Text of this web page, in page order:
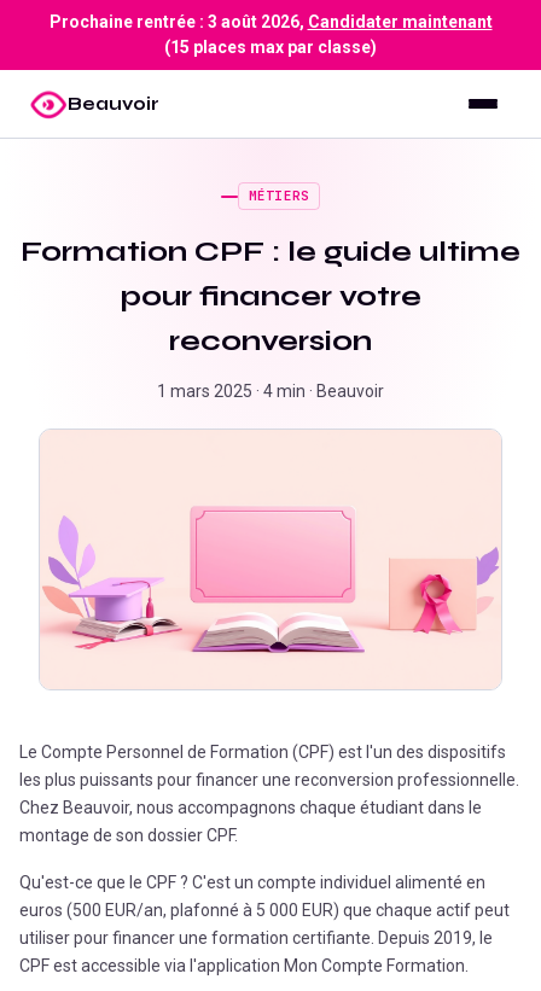
Prochaine rentrée : 3 août 2026, Candidater maintenant
(15 places max par classe)
Beauvoir
MÉTIERS
Formation CPF : le guide ultime
pour financer votre
reconversion
1 mars 2025 · 4 min · Beauvoir
Le Compte Personnel de Formation (CPF) est l'un des dispositifs
les plus puissants pour financer une reconversion professionnelle.
Chez Beauvoir, nous accompagnons chaque étudiant dans le
montage de son dossier CPF.
Qu'est-ce que le CPF ? C'est un compte individuel alimenté en
euros (500 EUR/an, plafonné à 5 000 EUR) que chaque actif peut
utiliser pour financer une formation certifiante. Depuis 2019, le
CPF est accessible via l'application Mon Compte Formation.